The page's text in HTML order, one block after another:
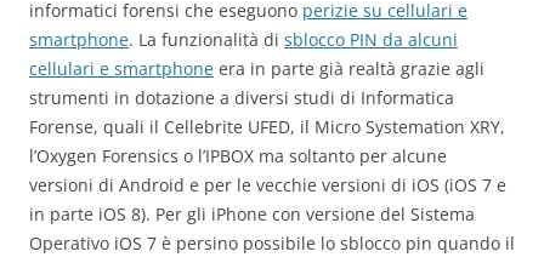
informatici forensi che eseguono perizie su cellulari e
smartphone. La funzionalità di sblocco PIN da alcuni
cellulari e smartphone era in parte già realtà grazie agli
strumenti in dotazione a diversi studi di Informatica
Forense, quali il Cellebrite UFED, il Micro Systemation XRY,
l’Oxygen Forensics o l’IPBOX ma soltanto per alcune
versioni di Android e per le vecchie versioni di iOS (iOS 7 e
in parte iOS 8). Per gli iPhone con versione del Sistema
Operativo iOS 7 è persino possibile lo sblocco pin quando il